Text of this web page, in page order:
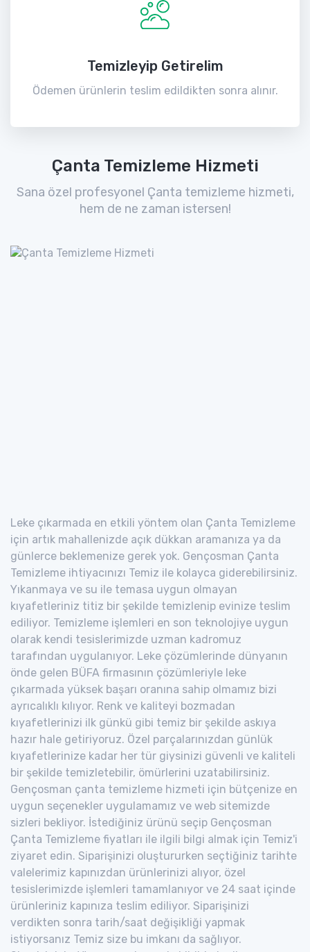
Temizleyip Getirelim
Ödemen ürünlerin teslim edildikten sonra alınır.
Çanta Temizleme Hizmeti
Sana özel profesyonel Çanta temizleme hizmeti,
hem de ne zaman istersen!
Leke çıkarmada en etkili yöntem olan Çanta Temizleme
için artık mahallenizde açık dükkan aramanıza ya da
günlerce beklemenize gerek yok. Gençosman Çanta
Temizleme ihtiyacınızı Temiz ile kolayca giderebilirsiniz.
Yıkanmaya ve su ile temasa uygun olmayan
kıyafetleriniz titiz bir şekilde temizlenip evinize teslim
ediliyor. Temizleme işlemleri en son teknolojiye uygun
olarak kendi tesislerimizde uzman kadromuz
tarafından uygulanıyor. Leke çözümlerinde dünyanın
önde gelen BÜFA firmasının çözümleriyle leke
çıkarmada yüksek başarı oranına sahip olmamız bizi
ayrıcalıklı kılıyor. Renk ve kaliteyi bozmadan
kıyafetlerinizi ilk günkü gibi temiz bir şekilde askıya
hazır hale getiriyoruz. Özel parçalarınızdan günlük
kıyafetlerinize kadar her tür giysinizi güvenli ve kaliteli
bir şekilde temizletebilir, ömürlerini uzatabilirsiniz.
Gençosman çanta temizleme hizmeti için bütçenize en
uygun seçenekler uygulamamız ve web sitemizde
sizleri bekliyor. İstediğiniz ürünü seçip Gençosman
Çanta Temizleme fiyatları ile ilgili bilgi almak için Temiz'i
ziyaret edin. Siparişinizi oluştururken seçtiğiniz tarihte
valelerimiz kapınızdan ürünlerinizi alıyor, özel
tesislerimizde işlemleri tamamlanıyor ve 24 saat içinde
ürünleriniz kapınıza teslim ediliyor. Siparişinizi
verdikten sonra tarih/saat değişikliği yapmak
istiyorsanız Temiz size bu imkanı da sağlıyor.